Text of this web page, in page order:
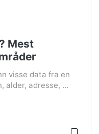
Mest
visse data fra en
alder, adresse, ...